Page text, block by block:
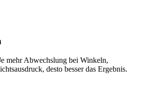
mehr Abwechslung bei Winkeln,
desto besser das Ergebnis.